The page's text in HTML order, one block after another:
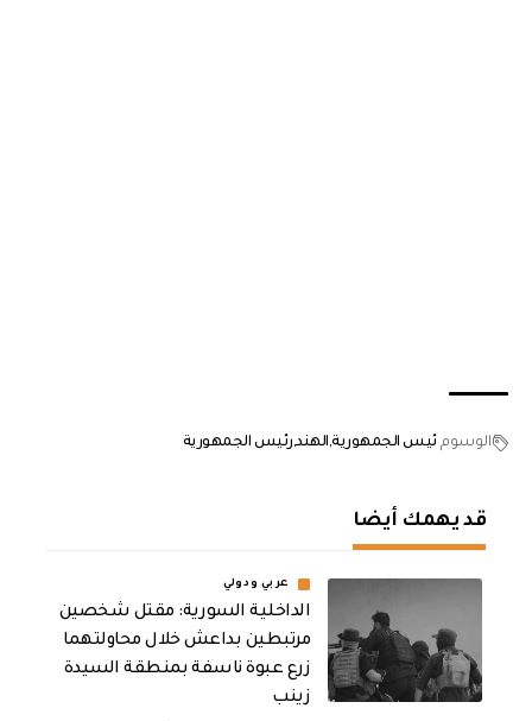
الوسوم ئيس الجمهورية الهند رئيس الجمهورية
قد يهمك أيضا
عربي ودولي
الداخلية السورية: مقتل شخصين
مرتبطين بداعش خلال محاولتهما
زرع عبوة ناسفة بمنطقة السيدة
زينب